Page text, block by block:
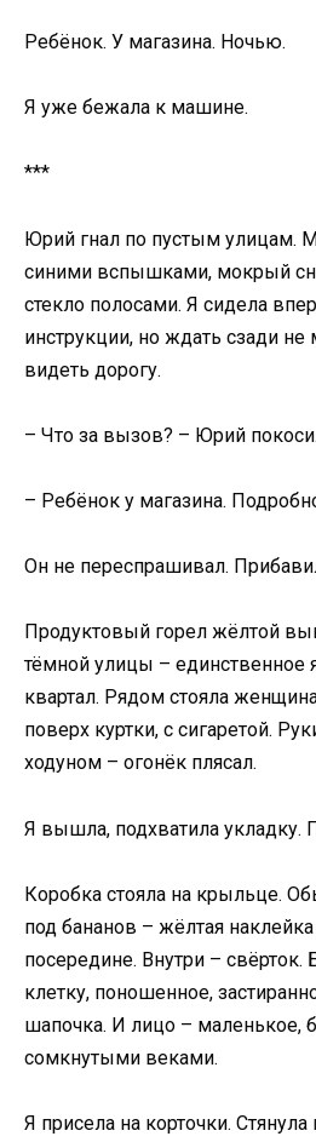
Ребёнок. У магазина. Ночью.
Я уже бежала к машине.
***
Юрий гнал по пустым улицам.
синими вспышками, мокрый
стекло полосами. Я сидела
инструкции, но ждать сзади не
видеть дорогу.
– Что за вызов? – Юрий
– Ребёнок у магазина.
Он не переспрашивал.
Продуктовый горел жёлтой
тёмной улицы – единственное
квартал. Рядом стояла
поверх куртки, с сигаретой.
ходуном – огонёк плясал.
Я вышла, подхватила укладку.
Коробка стояла на крыльце.
под бананов – жёлтая
посередине. Внутри – свёрток.
клетку, поношенное,
шапочка. И лицо – маленькое,
сомкнутыми веками.
Я присела на корточки. Стянула